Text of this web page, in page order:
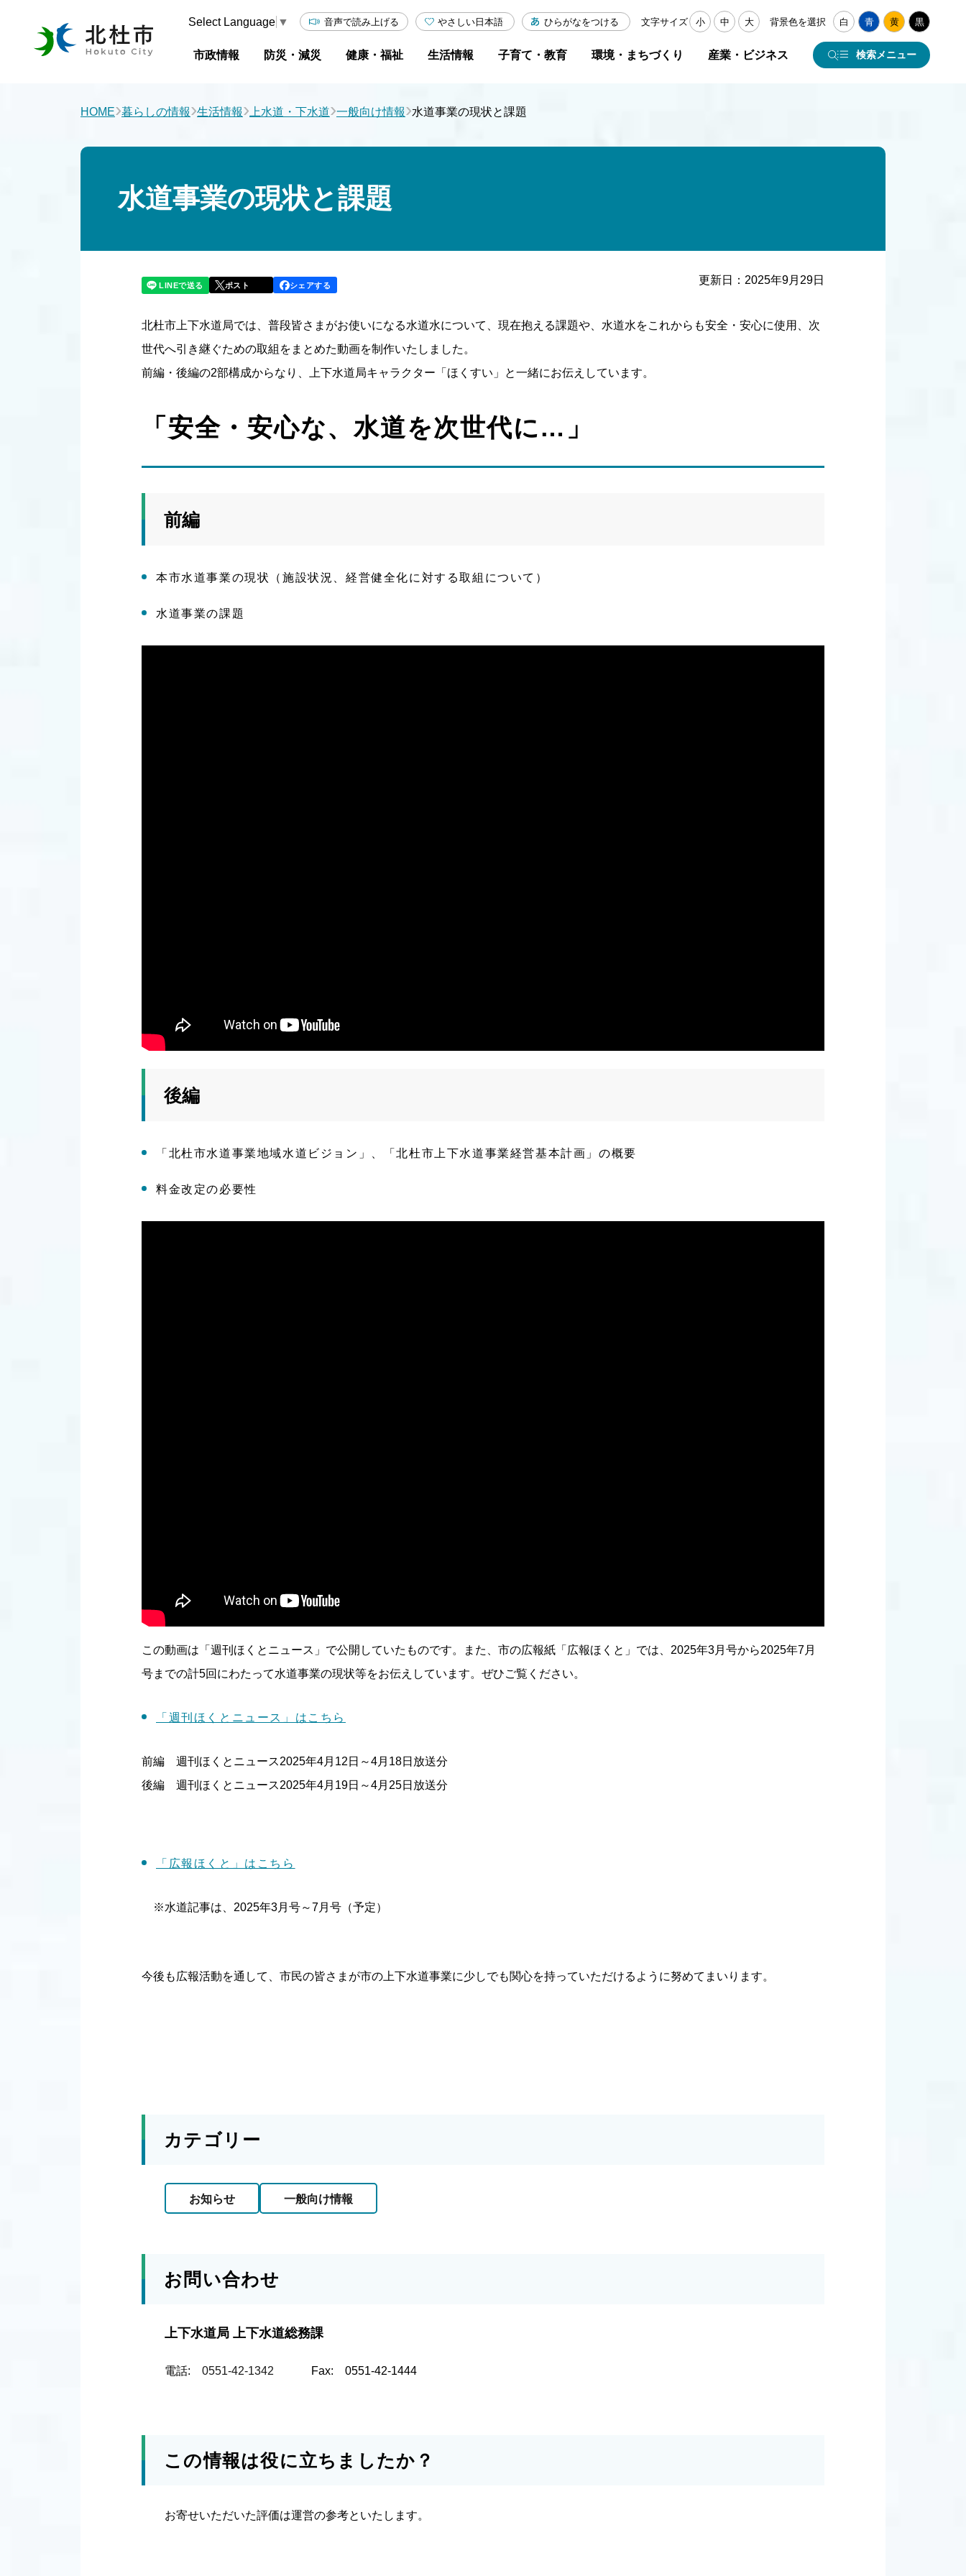
Select Language ▼ 音声で読み上げる やさしい日本語 ひらがなをつける 文字サイズ 小 中 大 背景色を選択 白 青 黄 黒
市政情報 防災・減災 健康・福祉 生活情報 子育て・教育 環境・まちづくり 産業・ビジネス 検索メニュー
HOME›暮らしの情報›生活情報› 上水道・下水道›一般向け情報›水道事業の現状と課題
水道事業の現状と課題
LINEで送る ポスト シェアする 更新日： 2025年9月29日
北杜市上下水道局では、普段皆さまがお使いになる水道水について、現在抱える課題や、水道水をこれからも安全・安心に使用、次
世代へ引き継ぐための取組をまとめた動画を制作いたしました。
前編・後編の2部構成からなり、上下水道局キャラクター「ほくすい」と一緒にお伝えしています。
「安全・安心な、水道を次世代に…」
前編
本市水道事業の現状（施設状況、経営健全化に対する取組について）
水道事業の課題
後編
「北杜市水道事業地域水道ビジョン」、「北杜市上下水道事業経営基本計画」の概要
料金改定の必要性
この動画は「週刊ほくとニュース」で公開していたものです。また、市の広報紙「広報ほくと」では、2025年3月号から2025年7月
号までの計5回にわたって水道事業の現状等をお伝えしています。ぜひご覧ください。
「週刊ほくとニュース」はこちら
前編 週刊ほくとニュース2025年4月12日～4月18日放送分
後編 週刊ほくとニュース2025年4月19日～4月25日放送分
「広報ほくと」はこちら
※水道記事は、2025年3月号～7月号（予定）
今後も広報活動を通して、市民の皆さまが市の上下水道事業に少しでも関心を持っていただけるように努めてまいります。
カテゴリー
お知らせ 一般向け情報
お問い合わせ
上下水道局 上下水道総務課
電話: 0551-42-1342 Fax: 0551-42-1444
この情報は役に立ちましたか？
お寄せいただいた評価は運営の参考といたします。